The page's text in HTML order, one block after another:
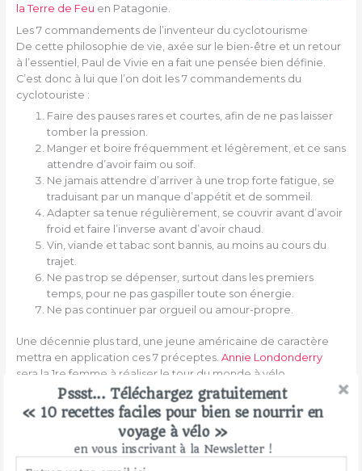
la Terre de Feu en Patagonie.
Les 7 commandements de l’inventeur du cyclotourisme
De cette philosophie de vie, axée sur le bien-être et un retour
à l’essentiel, Paul de Vivie en a fait une pensée bien définie.
C’est donc à lui que l’on doit les 7 commandements du
cyclotouriste :
Faire des pauses rares et courtes, afin de ne pas laisser
tomber la pression.
Manger et boire fréquemment et légèrement, et ce sans
attendre d’avoir faim ou soif.
Ne jamais attendre d’arriver à une trop forte fatigue, se
traduisant par un manque d’appétit et de sommeil.
Adapter sa tenue régulièrement, se couvrir avant d’avoir
froid et faire l’inverse avant d’avoir chaud.
Vin, viande et tabac sont bannis, au moins au cours du
trajet.
Ne pas trop se dépenser, surtout dans les premiers
temps, pour ne pas gaspiller toute son énergie.
Ne pas continuer par orgueil ou amour-propre.
Une décennie plus tard, une jeune américaine de caractère
mettra en application ces 7 préceptes. Annie Londonderry
sera la 1re femme à réaliser le tour du monde à vélo.
Pssst... Téléchargez gratuitement
« 10 recettes faciles pour bien se nourrir en
voyage à vélo »
en vous inscrivant à la Newsletter !